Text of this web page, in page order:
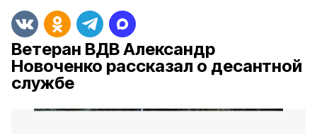
Ветеран ВДВ Александр
Новоченко рассказал о десантной
службе